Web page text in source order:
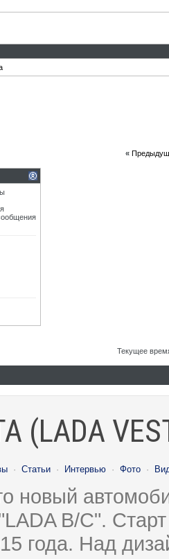
«
Текущее
(LADA
· Статьи · Интервью · Фото ·
новый
B/C".
года. Над